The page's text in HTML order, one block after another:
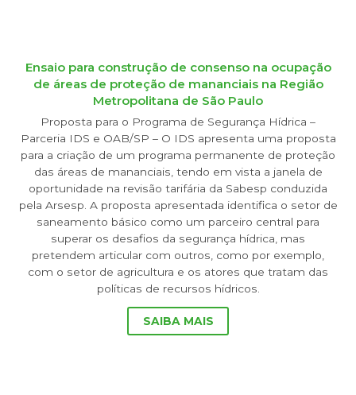
Ensaio para construção de consenso na ocupação
de áreas de proteção de mananciais na Região
Metropolitana de São Paulo
Proposta para o Programa de Segurança Hídrica –
Parceria IDS e OAB/SP – O IDS apresenta uma proposta
para a criação de um programa permanente de proteção
das áreas de mananciais, tendo em vista a janela de
oportunidade na revisão tarifária da Sabesp conduzida
pela Arsesp. A proposta apresentada identifica o setor de
saneamento básico como um parceiro central para
superar os desafios da segurança hídrica, mas
pretendem articular com outros, como por exemplo,
com o setor de agricultura e os atores que tratam das
políticas de recursos hídricos.
SAIBA MAIS